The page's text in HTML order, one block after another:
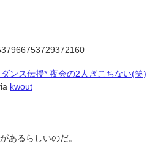
ンス伝授* 夜会の2人ぎこちない(笑)
kwout
あるらしいのだ。